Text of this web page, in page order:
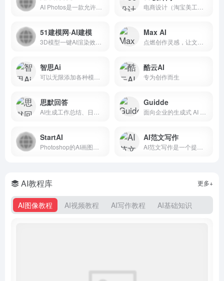
51建模网·AI建模 Max AI
智思Ai 酷云AI
专为创作而生
思默回答 Guidde
StartAI AI范文写作
AI教程库
AI图像教程 AI视频教程 AI写作教程 AI基础知识
更多+